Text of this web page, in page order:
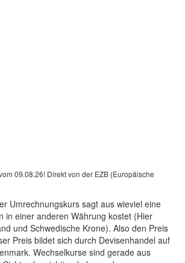
09.08.26! Direkt von der EZB (Europäische
Umrechnungskurs sagt aus wieviel eine
in einer anderen Währung kostet (Hier
und Schwedische Krone). Also den Preis
Preis bildet sich durch Devisenhandel auf
Wechselkurse sind gerade aus